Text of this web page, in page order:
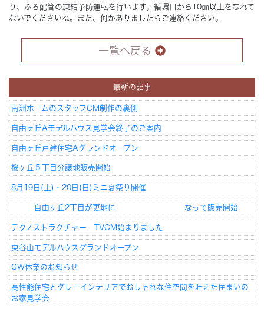
Techno EX テクノストラクチャーEX
り、ふろ配管の凍結予防運転を行います。循環口から10㎝以上を忘れて
ないでくださいね。また、何かありましたらご連絡ください。
一覧へ戻る
最新の記事
南洲ホームのスタッフCM制作の裏側
自由ヶ丘Aモデルハウス見学会終了のご案内
自由ヶ丘戸建住宅Aグランドオープン
桜ヶ丘５丁目分譲地販売開始
8月19日(土)・20日(日)ミニ夏祭り開催
自由ヶ丘2丁目が更地に なって販売開始
テクノストラクチャー TVCM始まりました
東谷山モデルハウスグランドオープン
GW休業のお知らせ
高性能住宅とグレーインテリアでおしゃれな住空間を叶えた住まいの
お家見学会